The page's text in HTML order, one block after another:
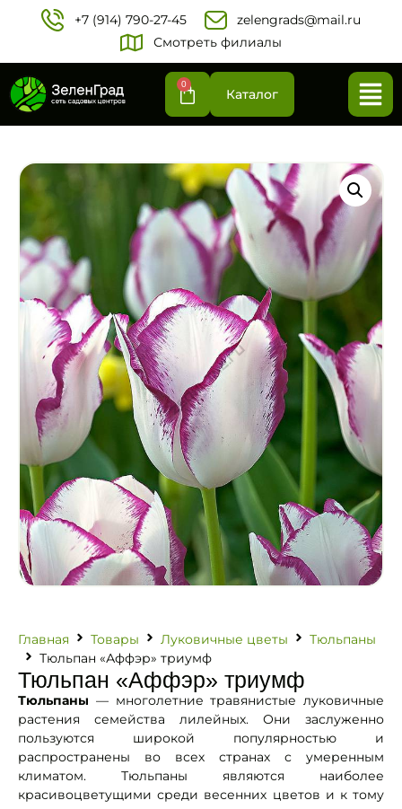
+7 (914) 790-27-45‬
zelengrads@mail.ru
Смотреть филиалы
0
Каталог
Главная Товары Луковичные цветы
Тюльпаны
Тюльпан «Аффэр» триумф
Тюльпан «Аффэр» триумф
Тюльпаны — многолетние травянистые луковичные
растения семейства лилейных. Они заслуженно
пользуются широкой популярностью и
распространены во всех странах с умеренным
климатом. Тюльпаны являются наиболее
красивоцветущими среди весенних цветов и к тому